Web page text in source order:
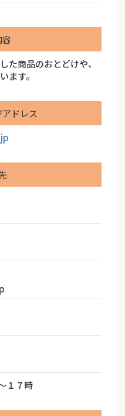
た商品のおとどけや、
ます。
ドレス
１７時